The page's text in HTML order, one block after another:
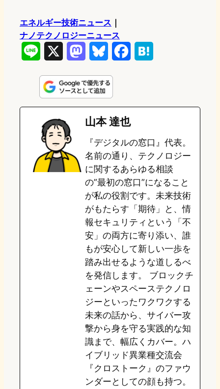
エネルギー技術ニュース
ナノテクノロジーニュース
n
e
s
t
o
o
n
u
e
s
k
e
b
o
o
k
e
a
山本 達也
『デジタルの窓口』代表。
名前の通り、テクノロジー
に関するあらゆる相談
の”最初の窓口”になること
が私の役割です。未来技術
がもたらす「期待」と、情
報セキュリティという「不
安」の両方に寄り添い、誰
もが安心して新しい一歩を
踏み出せるような道しるべ
を発信します。 ブロックチ
ェーンやスペーステクノロ
ジーといったワクワクする
未来の話から、サイバー攻
撃から身を守る実践的な知
識まで、幅広くカバー。ハ
イブリッド異業種交流会
『クロストーク』のファウ
ンダーとしての顔も持つ。